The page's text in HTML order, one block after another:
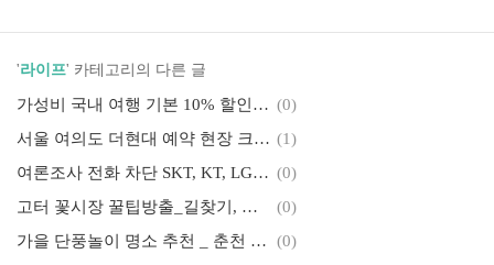
'라이프' 카테고리의 다른 글
가성비 국내 여행 기본 10% 할인 받는 방법(ktx힘내라청춘, 여행사샵백, 제주탐나는전 주유소 등) (0)
서울 여의도 더현대 예약 현장 크리스마스 링크 및 예약없이 입장꿀팁 (1)
여론조사 전화 차단 SKT, KT, LG, 알뜰폰요금, 02, 1547, 아이폰,(+사전투표 장소 찾기) (0)
고터 꽃시장 꿀팁방출_길찾기, 영업시간, 가격
(0)
가을 단풍놀이 명소 추천 _ 춘천 편, 소울로스터리, 전기자전거, 춘천세계주류마켓
(0)